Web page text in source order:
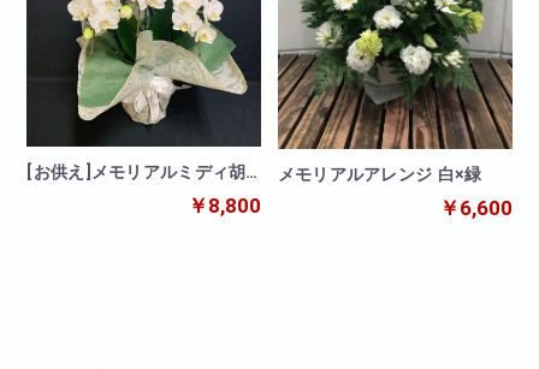
[お供え]メモリアルミディ胡
￥8,800
メモリアルアレンジ 白×緑
￥6,600